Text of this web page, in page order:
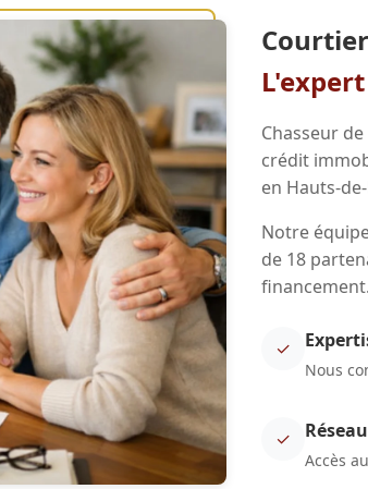
Chasseur
crédit
en Hauts-
Notre
de 18
financement.
✓
Nous
✓
Accès